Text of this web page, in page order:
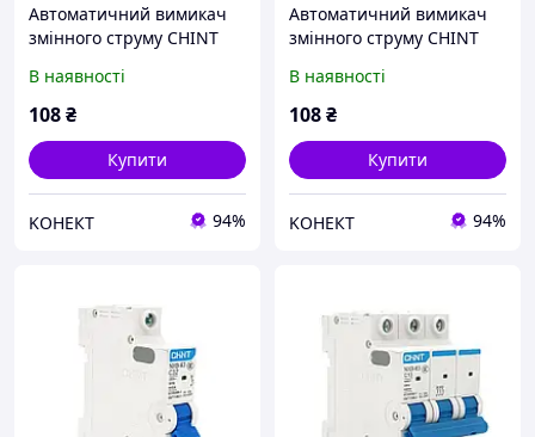
Автоматичний вимикач
змінного струму CHINT
В наявності
108₴
Купити
KОНЕКТ 94%
Автоматичний вимикач
змінного струму CHINT
В наявності
108₴
Купити
KОНЕКТ 94%